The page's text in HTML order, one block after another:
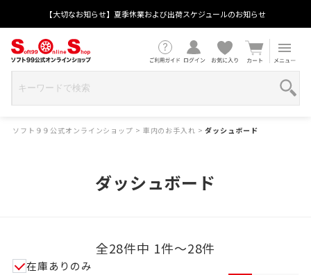
【大切なお知らせ】夏季休業および出荷スケジュールのお知らせ
ソフト９９公式オンラインショップ > 車内のお手入れ > ダッシュボード
ダッシュボード
全28件中 1件～28件
在庫ありのみ